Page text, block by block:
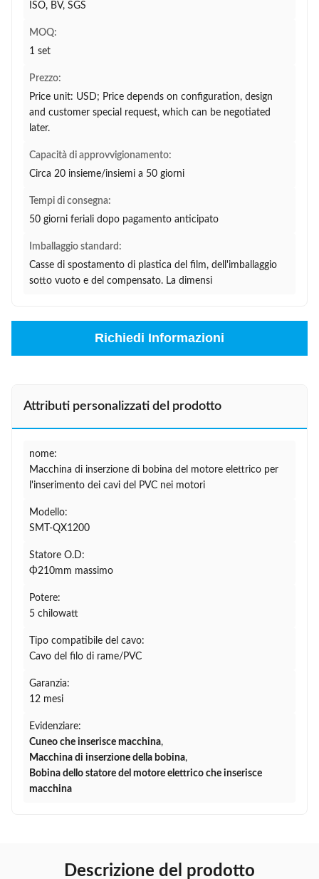
ISO, BV, SGS
MOQ:
1 set
Prezzo:
Price unit: USD; Price depends on configuration, design
and customer special request, which can be negotiated
later.
Capacità di approvvigionamento:
Circa 20 insieme/insiemi a 50 giorni
Tempi di consegna:
50 giorni feriali dopo pagamento anticipato
Imballaggio standard:
Casse di spostamento di plastica del film, dell'imballaggio
sotto vuoto e del compensato. La dimensi
Richiedi Informazioni
Attributi personalizzati del prodotto
nome:
Macchina di inserzione di bobina del motore elettrico per
l'inserimento dei cavi del PVC nei motori
Modello:
SMT-QX1200
Statore O.D:
Φ210mm massimo
Potere:
5 chilowatt
Tipo compatibile del cavo:
Cavo del filo di rame/PVC
Garanzia:
12 mesi
Evidenziare:
Cuneo che inserisce macchina,
Macchina di inserzione della bobina,
Bobina dello statore del motore elettrico che inserisce
macchina
Descrizione del prodotto